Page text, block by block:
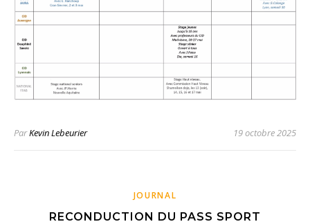
ParKevin Lebeurier 19 octobre 2025
JOURNAL
RECONDUCTION DU PASS SPORT